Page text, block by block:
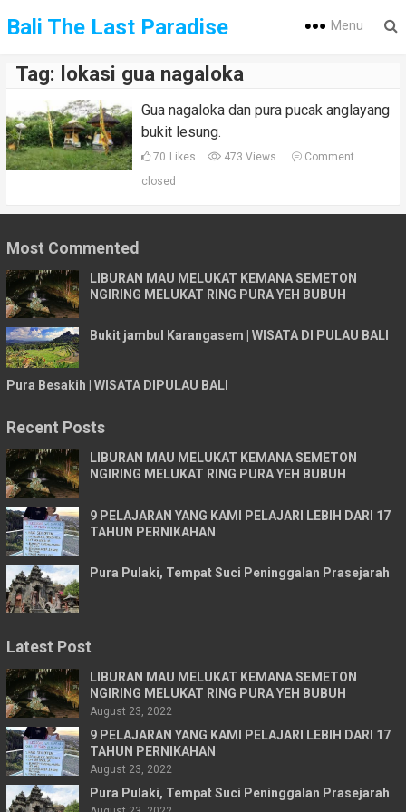
Bali The Last Paradise Menu
Tag: lokasi gua nagaloka
Gua nagaloka dan pura pucak anglayang
bukit lesung.
70 Likes 473 Views
Comment
closed
Most Commented
LIBURAN MAU MELUKAT KEMANA SEMETON
NGIRING MELUKAT RING PURA YEH BUBUH
Bukit jambul Karangasem | WISATA DI PULAU BALI
Pura Besakih | WISATA DIPULAU BALI
Recent Posts
LIBURAN MAU MELUKAT KEMANA SEMETON
NGIRING MELUKAT RING PURA YEH BUBUH
9 PELAJARAN YANG KAMI PELAJARI LEBIH DARI 17
TAHUN PERNIKAHAN
Pura Pulaki, Tempat Suci Peninggalan Prasejarah
Latest Post
LIBURAN MAU MELUKAT KEMANA SEMETON
NGIRING MELUKAT RING PURA YEH BUBUH
August 23, 2022
9 PELAJARAN YANG KAMI PELAJARI LEBIH DARI 17
TAHUN PERNIKAHAN
August 23, 2022
Pura Pulaki, Tempat Suci Peninggalan Prasejarah